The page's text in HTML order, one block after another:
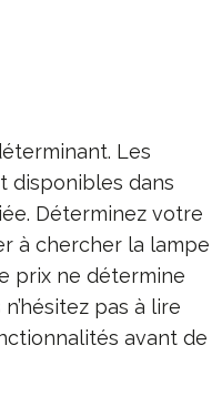
Les
disponibles dans
Déterminez votre
à chercher la lampe
prix ne détermine
pas à lire
avant de